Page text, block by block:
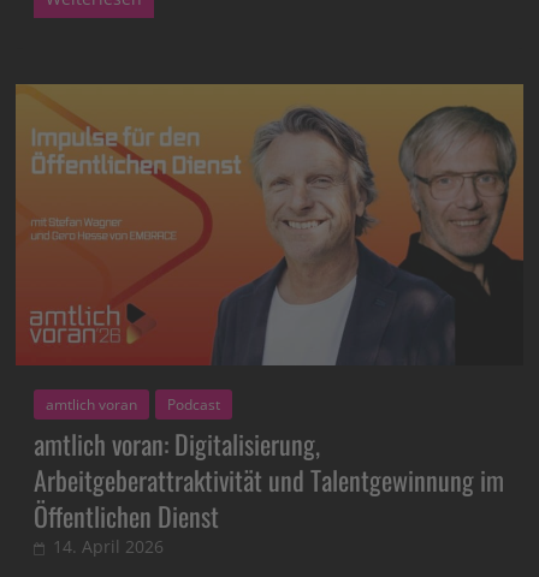
amtlich voran Podcast
amtlich voran: Digitalisierung,
Arbeitgeberattraktivität und Talentgewinnung im
Öffentlichen Dienst
14. April 2026